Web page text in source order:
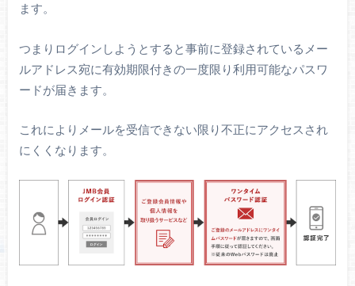
ます。
つまりログインしようとすると事前に登録されているメー
ルアドレス宛に有効期限付きの一度限り利用可能なパスワ
ードが届きます。
これによりメールを受信できない限り不正にアクセスされ
にくくなります。